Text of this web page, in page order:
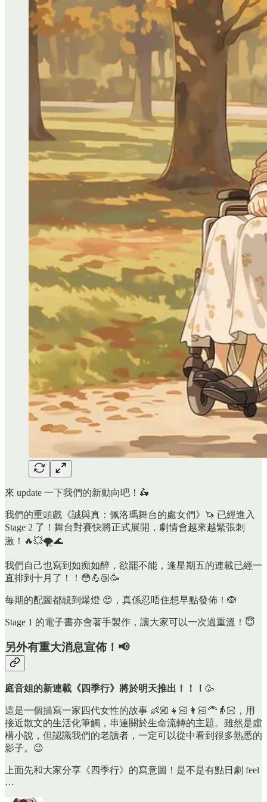
來 update 一下我們的新動向吧！🛵
我們的重頭戲《誠與真：佩洛瑪舞台的處女們》🦄 已經進入
Stage 2 了！舞台對賽快將正式展開，劇情會越來越緊張刺
激！🔥💥🌪️🌊
我們自己也寫到如痴如醉，欲罷不能，逢星期五的連載已經一
直排到十月了！！😳💪🏼🥳
每期的配圖都靚到爆燈 😍，真係忍唔住想早點發佈！🙉
Stage 1 的電子書亦會著手製作，讓大家可以一次過重溫！😇
另外有重大消息宣佈！📢
庭音姐的新連載《四季行》將於明天推出！！！ 🥳
這是一個描寫一家四代女性的故事 👶🏼👧🏻👩🏻‍🦰👵🏻，用
接近散文的生活化筆觸，串連關於生命流轉的主題。雖然是虛
構小說，但認識我們的老讀者，一定可以從中看到很多熟悉的
影子。😉
上面先和大家分享《四季行》的寫意圖！是不是有點日劇 feel
…